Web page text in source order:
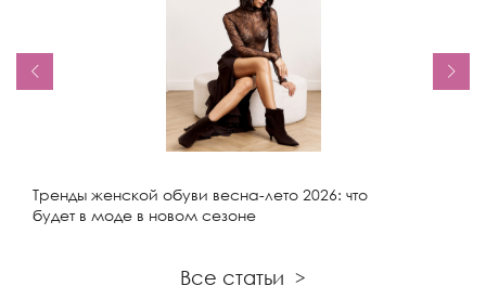
Тренды женской обуви весна-лето 2026: что
будет в моде в новом сезоне
Все статьи >